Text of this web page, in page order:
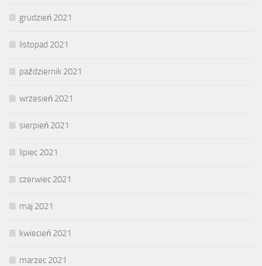
grudzień 2021
listopad 2021
październik 2021
wrzesień 2021
sierpień 2021
lipiec 2021
czerwiec 2021
maj 2021
kwiecień 2021
marzec 2021